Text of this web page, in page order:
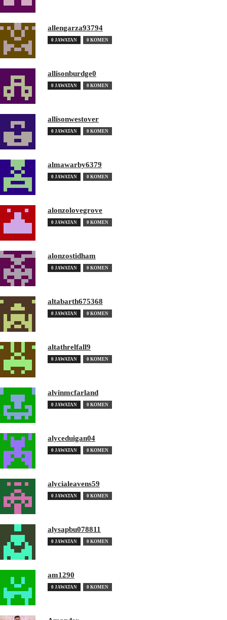
allengarza93794
0 JAWATAN 0 KOMEN
allisonburdge0
0 JAWATAN 0 KOMEN
allisonwestover
0 JAWATAN 0 KOMEN
almawarby6379
0 JAWATAN 0 KOMEN
alonzolovegrove
0 JAWATAN 0 KOMEN
alonzostidham
0 JAWATAN 0 KOMEN
altabarth675368
0 JAWATAN 0 KOMEN
altathrelfall9
0 JAWATAN 0 KOMEN
alvinmcfarland
0 JAWATAN 0 KOMEN
alyceduigan04
0 JAWATAN 0 KOMEN
alycialeavens59
0 JAWATAN 0 KOMEN
alysapbu078811
0 JAWATAN 0 KOMEN
am1290
0 JAWATAN 0 KOMEN